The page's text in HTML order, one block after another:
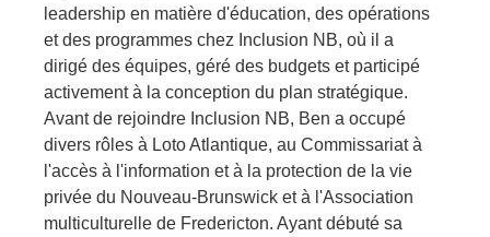
leadership en matière d'éducation, des opérations
et des programmes chez Inclusion NB, où il a
dirigé des équipes, géré des budgets et participé
activement à la conception du plan stratégique.
Avant de rejoindre Inclusion NB, Ben a occupé
divers rôles à Loto Atlantique, au Commissariat à
l'accès à l'information et à la protection de la vie
privée du Nouveau-Brunswick et à l'Association
multiculturelle de Fredericton. Ayant débuté sa